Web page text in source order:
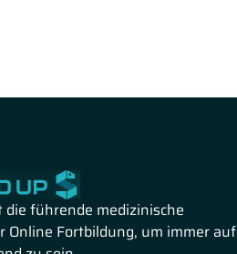
die führende medizinische
Online Fortbildung, um immer auf